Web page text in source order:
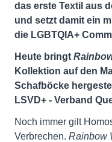
das erste Textil aus
und setzt damit ein
die LGBTQIA+
Heute bringt
Kollektion auf den
Schafböcke
LSVD+ - Verband
Noch immer gilt
Verbrechen. Rainbow